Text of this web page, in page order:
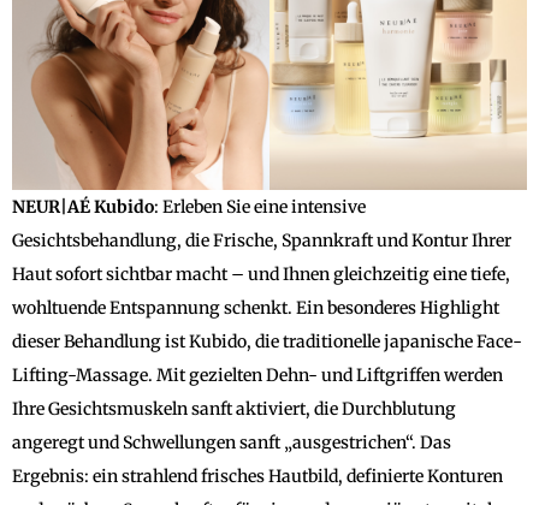
NEUR|AÉ Kubido: Erleben Sie eine intensive
Gesichtsbehandlung, die Frische, Spannkraft und Kontur Ihrer
Haut sofort sichtbar macht – und Ihnen gleichzeitig eine tiefe,
wohltuende Entspannung schenkt. Ein besonderes Highlight
dieser Behandlung ist Kubido, die traditionelle japanische Face-
Lifting-Massage. Mit gezielten Dehn- und Liftgriffen werden
Ihre Gesichtsmuskeln sanft aktiviert, die Durchblutung
angeregt und Schwellungen sanft „ausgestrichen“. Das
Ergebnis: ein strahlend frisches Hautbild, definierte Konturen